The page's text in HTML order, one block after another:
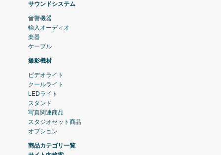
サウンドシステム
音響機器
輸入オーディオ
楽器
ケーブル
撮影機材
ビデオライト
クールライト
LEDライト
スタンド
写真関連商品
スタジオセット商品
オプション
商品カテゴリ一覧